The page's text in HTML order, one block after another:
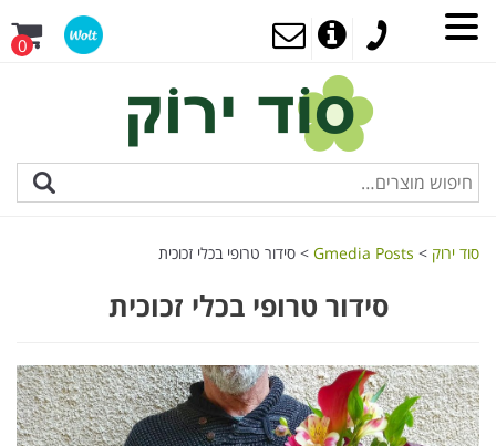
0
סוד ירוק >
Gmedia Posts
> סידור טרופי בכלי זכוכית
סידור טרופי בכלי זכוכית